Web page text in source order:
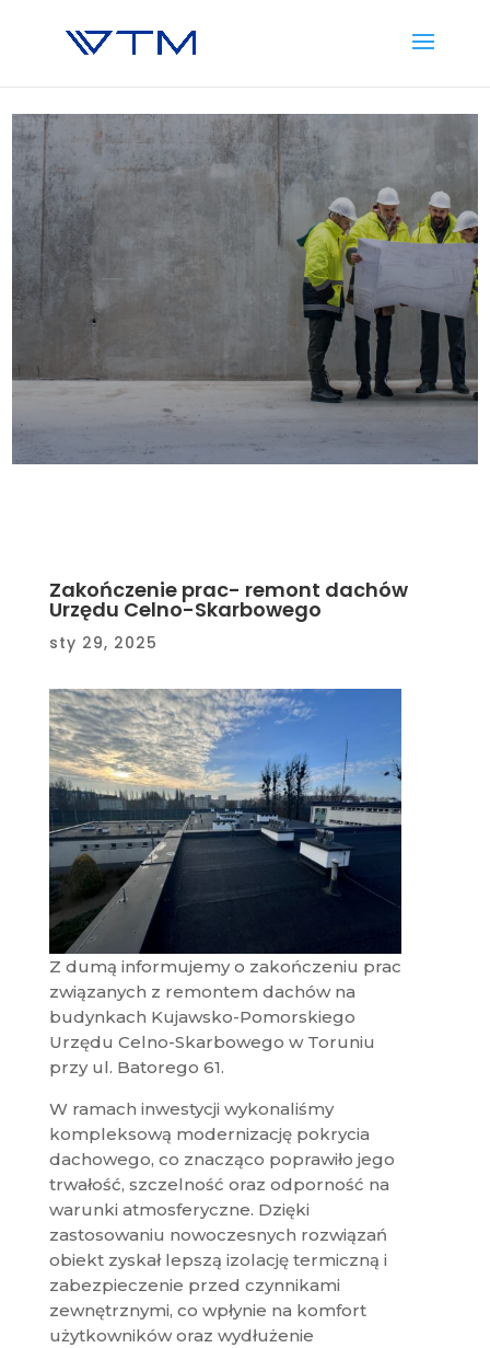
Zakończenie prac- remont dachów
Urzędu Celno-Skarbowego
sty 29, 2025
Z dumą informujemy o zakończeniu prac
związanych z remontem dachów na
budynkach Kujawsko-Pomorskiego
Urzędu Celno-Skarbowego w Toruniu
przy ul. Batorego 61.
W ramach inwestycji wykonaliśmy
kompleksową modernizację pokrycia
dachowego, co znacząco poprawiło jego
trwałość, szczelność oraz odporność na
warunki atmosferyczne. Dzięki
zastosowaniu nowoczesnych rozwiązań
obiekt zyskał lepszą izolację termiczną i
zabezpieczenie przed czynnikami
zewnętrznymi, co wpłynie na komfort
użytkowników oraz wydłużenie